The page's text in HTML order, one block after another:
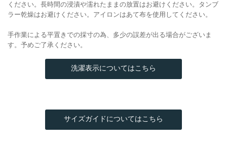
ください。長時間の浸漬や濡れたままの放置はお避けください。タンブ
ラー乾燥はお避けください。アイロンはあて布を使用してください。
手作業による平置きでの採寸の為、多少の誤差が出る場合がございま
す。予めご了承ください。
洗濯表示についてはこちら
サイズガイドについてはこちら